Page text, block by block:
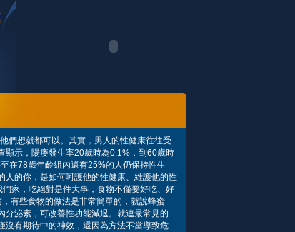
們想就都可以。其實，男人的性健康往往受
示，陽痿發生率20歲時為0.1%，到60歲時
在78歲年齡組內還有25%的人仍保持性生
的你，是如何呵護他的性健康、維護他的性
吃絕對是件大事，食物不僅要好吃、好
有些食物的做法是非常簡單的，就說蜂蜜
泌素，可改善性功能減退。就連最常見的
有期待中的神效，還因為方法不當導致危